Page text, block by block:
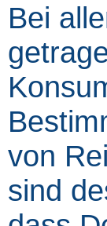
Bei
von
sind